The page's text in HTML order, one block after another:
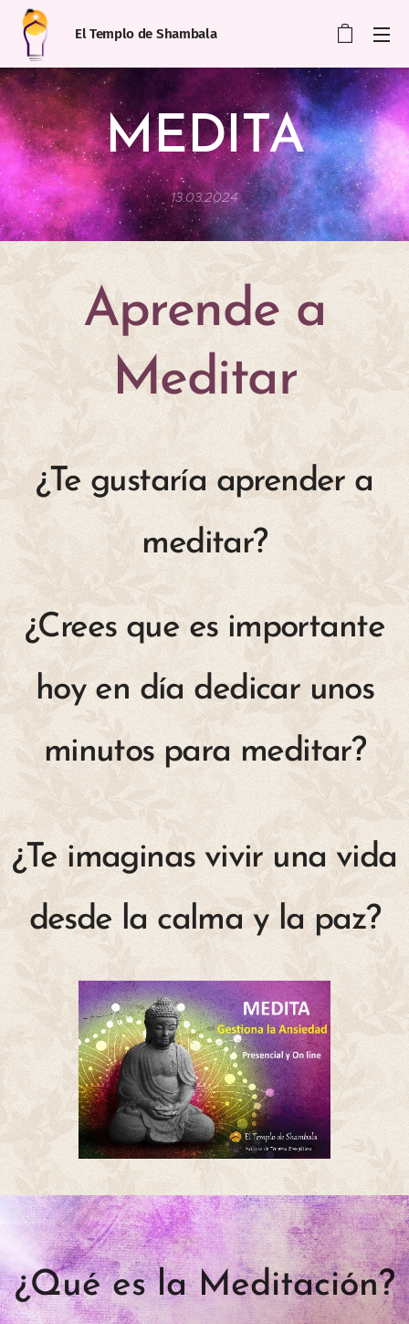
El Templo de Shambala
MEDITA
13.03.2024
Aprende a
Meditar
¿Te gustaría aprender a
meditar?
¿Crees que es importante
hoy en día dedicar unos
minutos para meditar?
¿Te imaginas vivir una vida
desde la calma y la paz?
¿Qué es la Meditación?